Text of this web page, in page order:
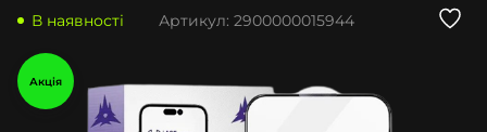
В наявності Артикул: 2900000015944
Акція